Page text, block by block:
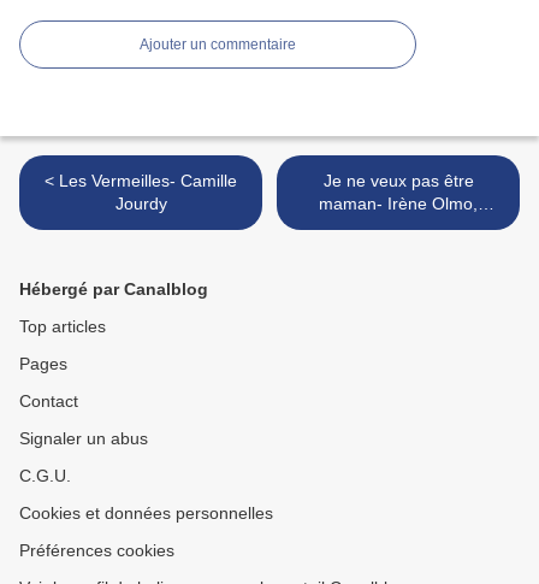
Ajouter un commentaire
< Les Vermeilles- Camille
Jourdy
Je ne veux pas être
maman- Irène Olmo,
traduction Léa Jaillard >
Hébergé par Canalblog
Top articles
Pages
Contact
Signaler un abus
C.G.U.
Cookies et données personnelles
Préférences cookies